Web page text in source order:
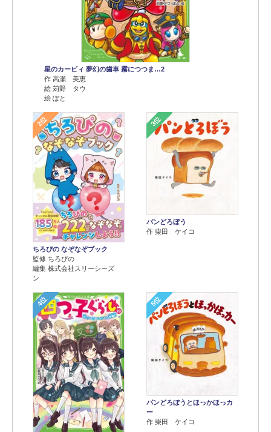
星のカービィ 夢幻の歯車 霧につつま…2
作 高瀬 美恵
絵 苅野 タウ
絵 ぽと
2位
ちろぴの なぞなぞブック
監修 ちろぴの
編集 株式会社スリーシーズ
ン
3位
パンどろぼう
作 柴田 ケイコ
4位 5位
パンどろぼうとほっかほっカ
ー
作 柴田 ケイコ